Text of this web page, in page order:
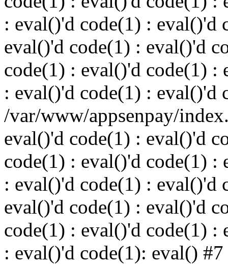
: eval()'d code(1) : eval()'d
eval()'d code(1) : eval()'d
code(1) : eval()'d code(1) :
: eval()'d code(1) : eval()'d
/var/www/appsenpay/
eval()'d code(1) : eval()'d
code(1) : eval()'d code(1) :
: eval()'d code(1) : eval()'d
eval()'d code(1) : eval()'d
code(1) : eval()'d code(1) :
: eval()'d code(1): eval() #7